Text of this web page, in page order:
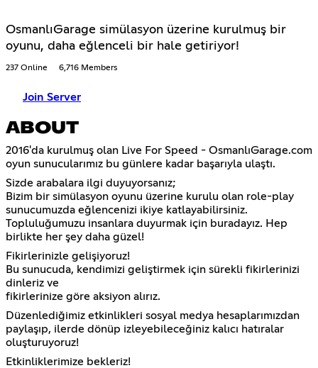
OsmanlıGarage simülasyon üzerine kurulmuş bir
oyunu, daha eğlenceli bir hale getiriyor!
237 Online 6,716 Members
Join Server
ABOUT
2016'da kurulmuş olan Live For Speed - OsmanlıGarage.com
oyun sunucularımız bu günlere kadar başarıyla ulaştı.
Sizde arabalara ilgi duyuyorsanız;
Bizim bir simülasyon oyunu üzerine kurulu olan role-play
sunucumuzda eğlencenizi ikiye katlayabilirsiniz.
Topluluğumuzu insanlara duyurmak için buradayız. Hep
birlikte her şey daha güzel!
Fikirlerinizle gelişiyoruz!
Bu sunucuda, kendimizi geliştirmek için sürekli fikirlerinizi
dinleriz ve
fikirlerinize göre aksiyon alırız.
Düzenlediğimiz etkinlikleri sosyal medya hesaplarımızdan
paylaşıp, ilerde dönüp izleyebileceğiniz kalıcı hatıralar
oluşturuyoruz!
Etkinliklerimize bekleriz!